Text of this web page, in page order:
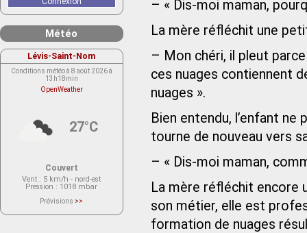
– « Dis-moi maman,
La mère réfléchit une
– Mon chéri, il pleut
ces nuages contiennent
nuages ».
Bien entendu, l’enfant
tourne de nouveau vers
– « Dis-moi maman,
La mère réfléchit encore
son métier, elle est
formation de nuages
Météo
Lévis-Saint-Nom
Conditions météo à 8 août 2026 à
13h18min
OpenWeather
27°C
Couvert
Vent : 5 km/h - nord-est
Pression : 1018 mbar
Prévisions >>
actuellement aucune prévision